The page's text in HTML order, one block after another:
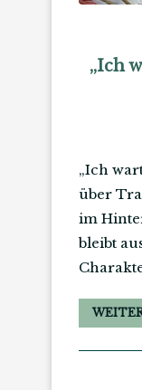
„Ich
„Ich
über
im
bleibt